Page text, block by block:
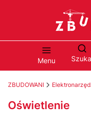
Menu
ZBUDOWANI
Oświetlenie